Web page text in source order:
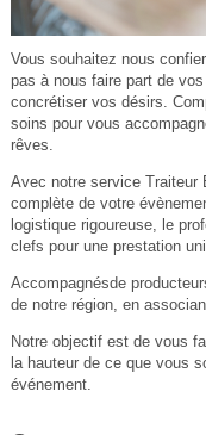
Vous souhaitez nous
pas à nous faire part de
concrétiser vos désirs.
soins pour vous
rêves.
Avec notre service Traiteur
complète de votre
logistique rigoureuse, le
clefs pour une prestation
Accompagnésde
de notre région, en
Notre objectif est de vous
la hauteur de ce que vous
événement.